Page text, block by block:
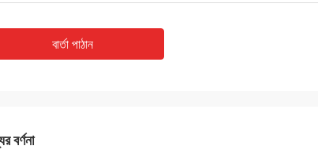
বার্তা পাঠান
বর্ণনা